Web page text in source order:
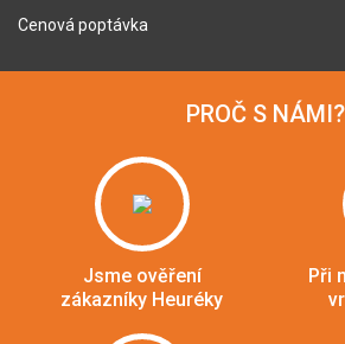
Cenová poptávka
PROČ S NÁMI?
Jsme ověření
zákazníky Heuréky
Při